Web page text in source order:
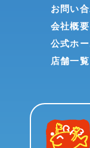
お問い
会社概要
公式ホ
店舗一覧